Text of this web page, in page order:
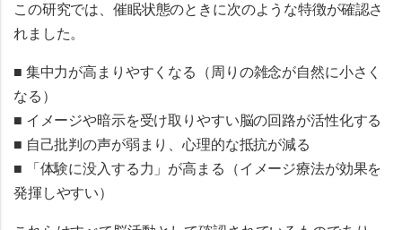
この研究では、催眠状態のときに次のような特徴が確認さ
れました。
■ 集中力が高まりやすくなる
（周りの雑念が自然に小さく
なる）
■ イメージや暗示を受け取りやすい脳の回路が活性化する
■ 自己批判の声が弱まり、心理的な抵抗が減る
■
「体験に没入する力」が高まる
（イメージ療法が効果を
発揮しやすい）